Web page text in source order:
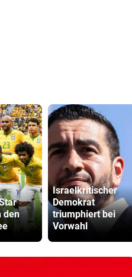
den
Israelkritischer
Demokrat
triumphiert bei
Vorwahl